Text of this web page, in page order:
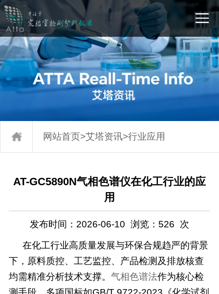
网站首页>艾塔资讯>行业应用
AT-GC5890N气相色谱仪在化工行业的应
用
发布时间：2026-06-10 浏览： 526 次
在化工行业高质量发展与环保合规趋严的背景
下，原料质控、工艺监控、产品检测及排放核查
均需精准分析技术支撑。 气相色谱法作为核心检